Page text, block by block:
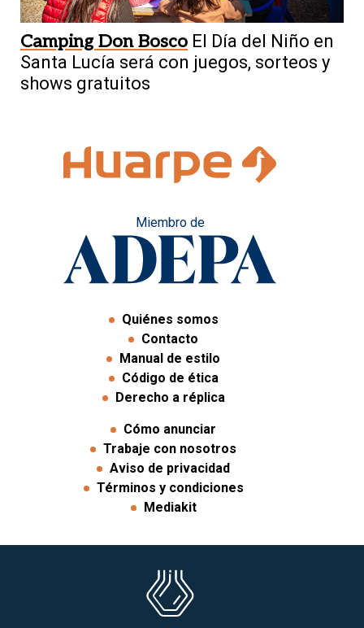
Camping Don Bosco El Día del Niño en
Santa Lucía será con juegos, sorteos y
shows gratuitos
Miembro de
Quiénes somos
Contacto
Manual de estilo
Código de ética
Derecho a réplica
Cómo anunciar
Trabaje con nosotros
Aviso de privacidad
Términos y condiciones
Mediakit